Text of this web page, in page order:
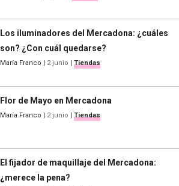
Los iluminadores del Mercadona: ¿cuáles
son? ¿Con cuál quedarse?
María Franco | 2 junio | Tiendas
Flor de Mayo en Mercadona
María Franco | 2 junio | Tiendas
El fijador de maquillaje del Mercadona:
¿merece la pena?